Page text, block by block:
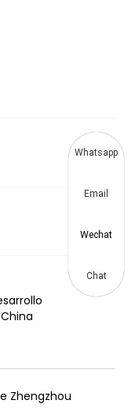
Zhengzhou
Whatsapp
Email
Wechat
Chat